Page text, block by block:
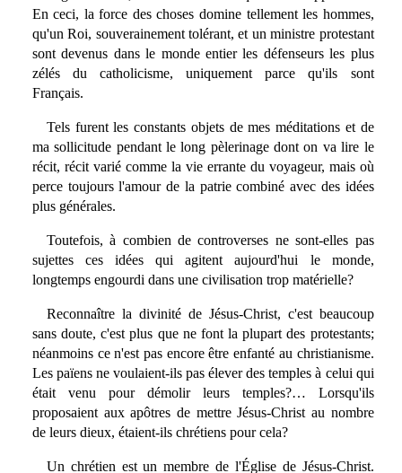
En ceci, la force des choses domine tellement les hommes,
qu'un Roi, souverainement tolérant, et un ministre protestant
sont devenus dans le monde entier les défenseurs les plus
zélés du catholicisme, uniquement parce qu'ils sont
Français.
Tels furent les constants objets de mes méditations et de
ma sollicitude pendant le long pèlerinage dont on va lire le
récit, récit varié comme la vie errante du voyageur, mais où
perce toujours l'amour de la patrie combiné avec des idées
plus générales.
Toutefois, à combien de controverses ne sont-elles pas
sujettes ces idées qui agitent aujourd'hui le monde,
longtemps engourdi dans une civilisation trop matérielle?
Reconnaître la divinité de Jésus-Christ, c'est beaucoup
sans doute, c'est plus que ne font la plupart des protestants;
néanmoins ce n'est pas encore être enfanté au christianisme.
Les païens ne voulaient-ils pas élever des temples à celui qui
était venu pour démolir leurs temples?… Lorsqu'ils
proposaient aux apôtres de mettre Jésus-Christ au nombre
de leurs dieux, étaient-ils chrétiens pour cela?
Un chrétien est un membre de l'Église de Jésus-Christ.